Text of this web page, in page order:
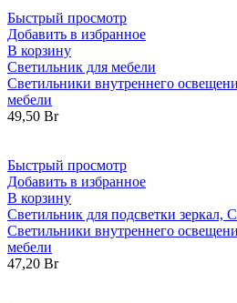
Быстрый просмотр
Добавить в избранное
В корзину
Светильник для мебели
Светильники внутреннего
мебели
49,50 Br
Быстрый просмотр
Добавить в избранное
В корзину
Светильник для подсветки зеркал,
Светильники внутреннего
мебели
47,20 Br